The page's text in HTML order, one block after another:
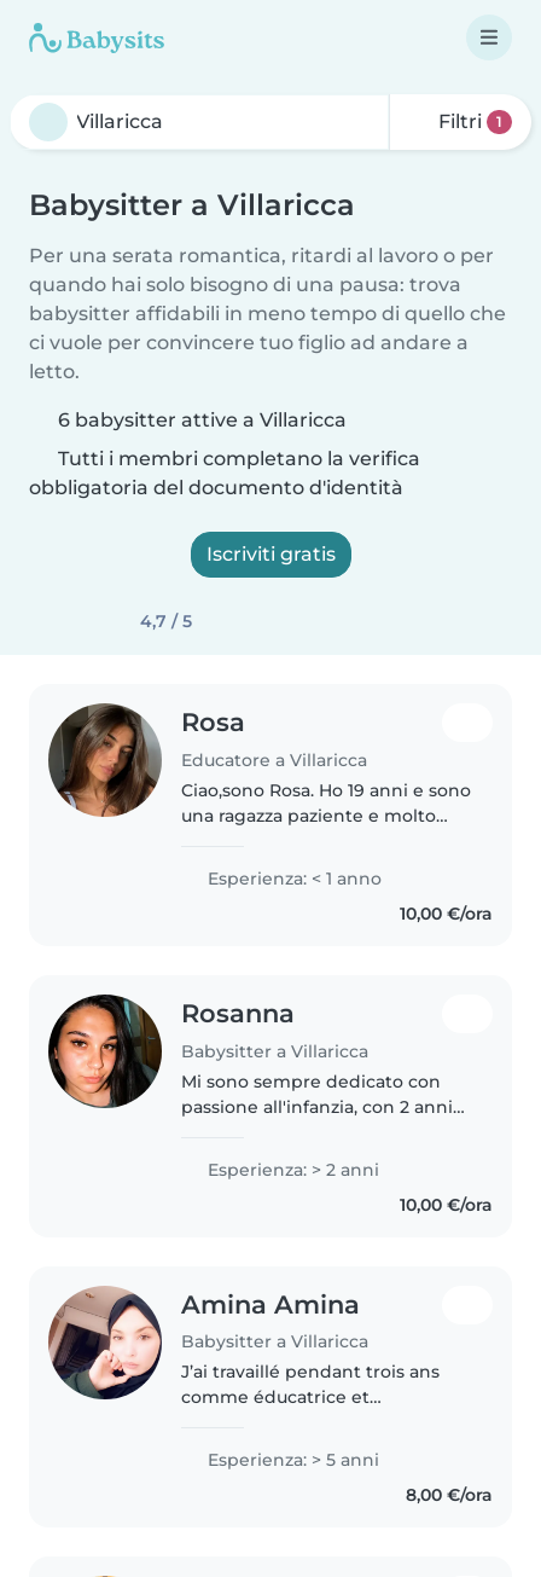
Filtri 1
Babysitter a Villaricca
Per una serata romantica, ritardi al lavoro o per
quando hai solo bisogno di una pausa: trova
babysitter affidabili in meno tempo di quello che
ci vuole per convincere tuo figlio ad andare a
letto.
6 babysitter attive a Villaricca
Tutti i membri completano la verifica
obbligatoria del documento d'identità
Iscriviti gratis
4,7 / 5
Rosa
Educatore a Villaricca
Ciao,sono Rosa. Ho 19 anni e sono
una ragazza paziente e molto
bambini perché per me è
importante che si sentano a loro
agio e si divertano in sicurezza...
Esperienza: < 1 anno
10,00 €/ora
Rosanna
Babysitter a Villaricca
Mi sono sempre dedicato con
passione all'infanzia, con 2 anni
Esperto nell'assistenza a minori
con ritardi nello sviluppo,..
Esperienza: > 2 anni
10,00 €/ora
Amina Amina
Babysitter a Villaricca
J’ai travaillé pendant trois ans
comme éducatrice et
puis pendant deux ans comme
accompagnatrice d’un enfant
atteint de troubles du spectre
Esperienza: > 5 anni
8,00 €/ora